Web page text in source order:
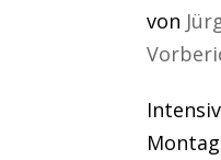
von